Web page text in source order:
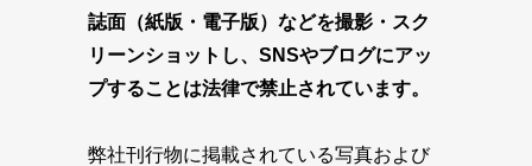
誌面（紙版・電子版）などを撮影・スク
リーンショットし、SNSやブログにアッ
プすることは法律で禁止されています。
弊社刊行物に掲載されている写真および